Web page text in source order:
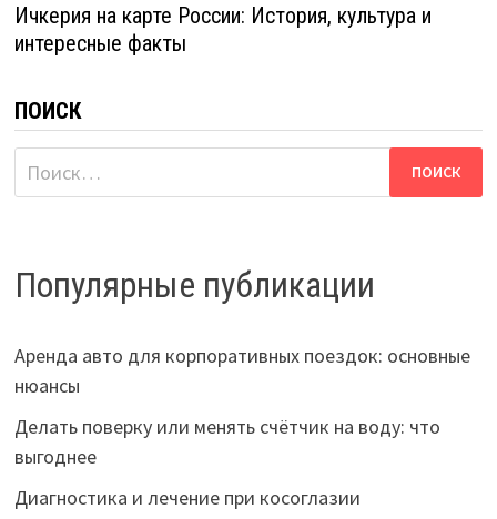
Ичкерия на карте России: История, культура и
интересные факты
ПОИСК
Найти:
Популярные публикации
Аренда авто для корпоративных поездок: основные
нюансы
Делать поверку или менять счётчик на воду: что
выгоднее
Диагностика и лечение при косоглазии